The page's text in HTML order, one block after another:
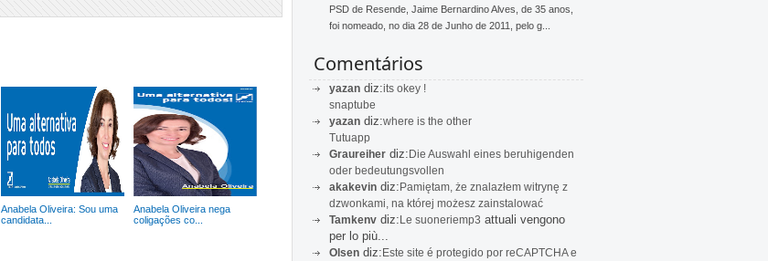
Anabela Oliveira: Sou uma
candidata...
Anabela Oliveira nega
coligações co...
PSD de Resende, Jaime Bernardino Alves, de 35 anos,
foi nomeado, no dia 28 de Junho de 2011, pelo g...
Comentários
yazan diz:its okey !
snaptube
yazan diz:where is the other
Tutuapp
Graureiher diz:Die Auswahl eines beruhigenden
oder bedeutungsvollen
akakevin diz:Pamiętam, że znalazłem witrynę z
dzwonkami, na której możesz zainstalować
Tamkenv diz:Le suoneriemp3 attuali vengono
per lo più...
Olsen diz:Este site é protegido por reCAPTCHA e